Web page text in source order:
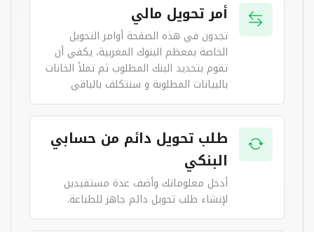
أمر تحويل مالي
تجدون في هذه الصفحة أوامر التحويل
الخاصة بمعظم البنوك المغربية، يكفي أن
تقوم بتحديد البنك المطلوب ثم تملأ الخانات
بالبيانات المطلوبة و سنتكلف بالباقي
طلب تحويل دائم من حسابي
البنكي
أدخل معلوماتك وأضف عدة مستفيدين
لإنشاء طلب تحويل دائم جاهز للطباعة.